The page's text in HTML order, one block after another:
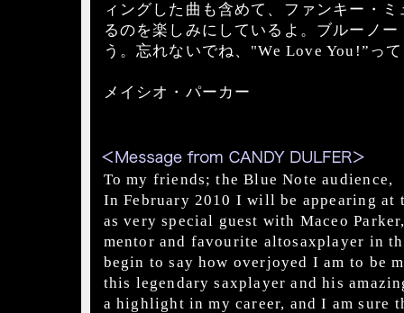
ィングした曲も含めて、ファンキー・
るのを楽しみにしているよ。ブルーノ
う。忘れないでね、"We Love You!”っ
メイシオ・パーカー
To my friends; the Blue Note audience,
In February 2010 I will be appearing at
as very special guest with Maceo
mentor and favourite altosaxplayer in
begin to say how overjoyed I am to be
this legendary saxplayer and his
a highlight in my career, and I am sure